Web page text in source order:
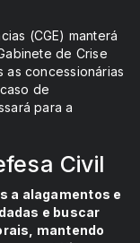
(CGE) manterá
de Crise
as concessionárias
de
para a
Civil
a alagamentos e
e buscar
mantendo